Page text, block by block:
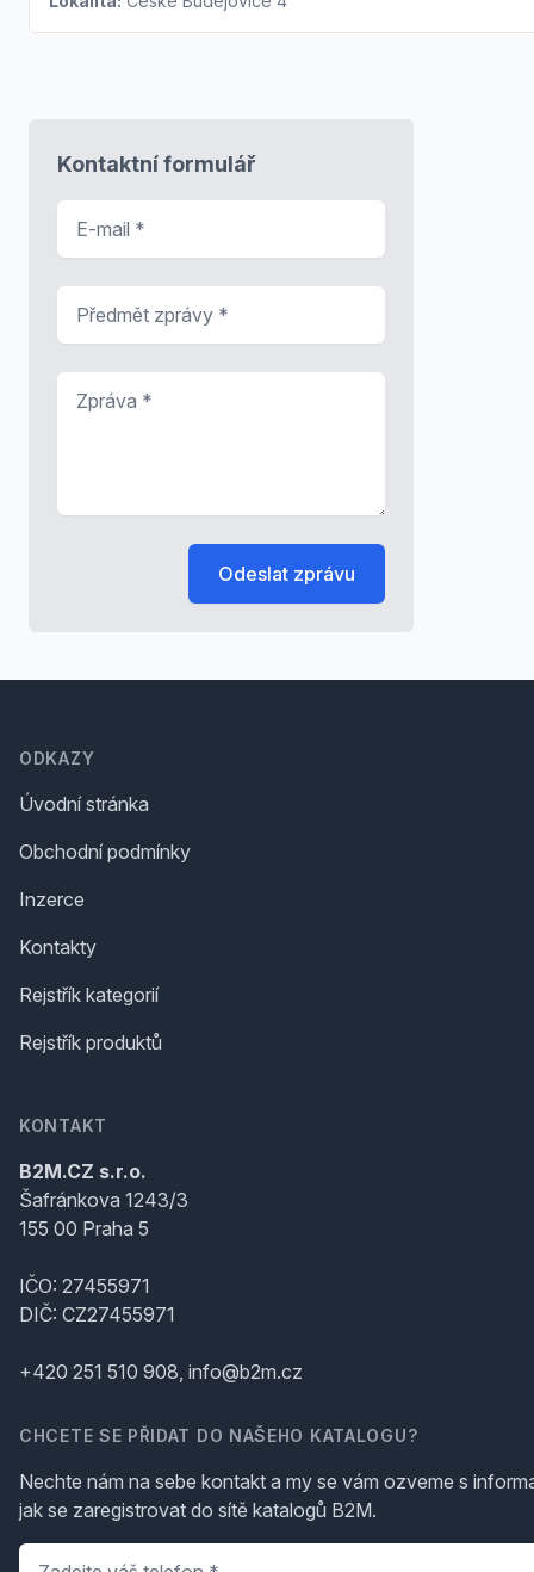
Kontaktní formulář
Odeslat zprávu
ODKAZY
Úvodní stránka
Obchodní podmínky
Inzerce
Kontakty
Rejstřík kategorií
Rejstřík produktů
KONTAKT
B2M.CZ s.r.o.
Šafránkova 1243/3
155 00 Praha 5
IČO: 27455971
DIČ: CZ27455971
+420 251 510 908, info@b2m.cz
CHCETE SE PŘIDAT DO NAŠEHO KATALOGU?
Nechte nám na sebe kontakt a my se vám ozveme s
jak se zaregistrovat do sítě katalogů B2M.
Telefon